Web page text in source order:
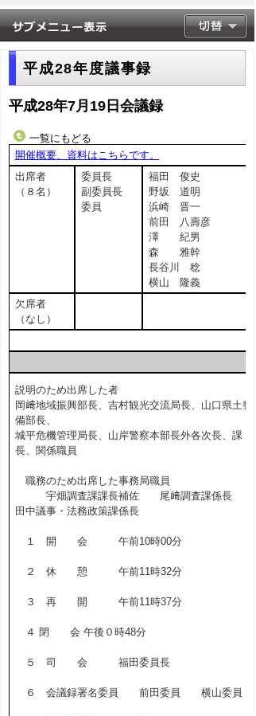
平成28年度議事録
平成28年7月19日会議録
一覧にもどる
開催概要、資料はこちらです。
出席者
（８名）
委員長
副委員長
委員
福田 俊史
野坂 道明
浜崎 晋一
前田 八壽彦
澤 紀男
森 雅幹
長谷川 稔
横山 隆義
欠席者
（なし）
説明のため出席した者
岡﨑地域振興部長、吉村観光交流局長、山口県土整
備部長、
城平危機管理局長、山岸警察本部長外各次長、課
長、関係職員
職務のため出席した事務局職員
宇畑調査課課長補佐 尾﨑調査課係長
田中議事・法務政策課係長
１ 開 会 午前10時00分
２ 休 憩 午前11時32分
３ 再 開 午前11時37分
４ 閉 会 午後０時48分
５ 司 会 福田委員長
６ 会議録署名委員 前田委員 横山委員